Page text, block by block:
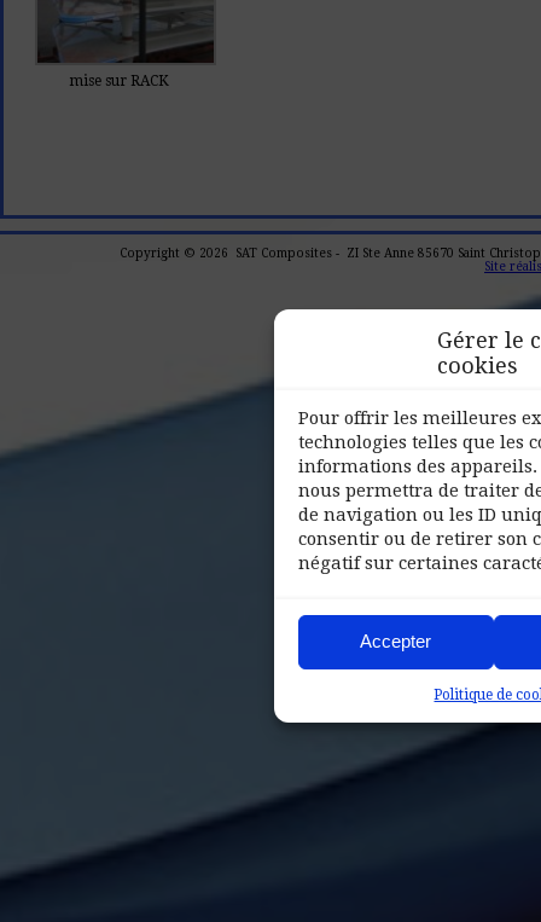
Gérer le
cookies
Pour offrir les meilleures
technologies telles que les
informations des appareils.
nous permettra de traiter
de navigation ou les ID
consentir ou de retirer son
négatif sur certaines
Accepter
Politique de
mise sur RACK
Copyright © 2026 SAT Composites - ZI Ste Anne 85670 Saint
Site